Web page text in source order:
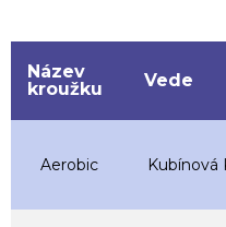
Název
kroužku
Vede
Aerobic Kubínová